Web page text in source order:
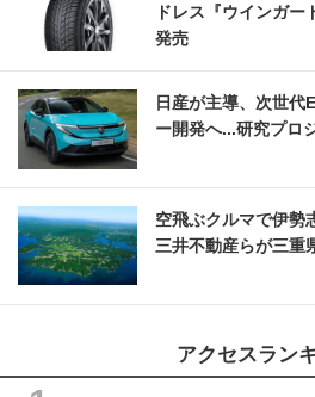
ドレス『ウインガー
発売
日産が主導、次世代
ー開発へ...研究プロ
空飛ぶクルマで伊勢
三井不動産らが三重
アクセスラン